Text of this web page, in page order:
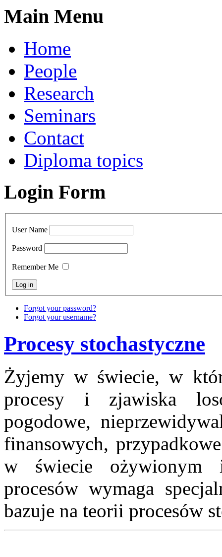
Main Menu
Home
People
Research
Seminars
Contact
Diploma topics
Login Form
User Name
Password
Remember Me
Forgot your password?
Forgot your username?
Procesy stochastyczne
Żyjemy w świecie, w
procesy i zjawiska
pogodowe,
finansowych,
w świecie ożywionym
procesów wymaga
bazuje na teorii procesów